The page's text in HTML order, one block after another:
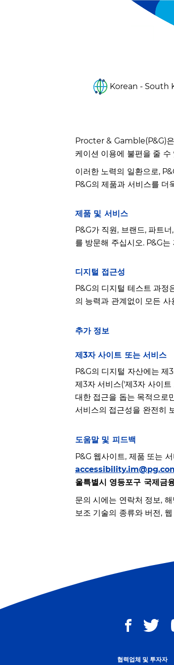
Korean - South
Procter & Gamble(P&G)은
케이션 이용에 불편을 줄
이러한 노력의 일환으로,
P&G의 제품과 서비스를 더
제품 및 서비스
P&G가 직원, 브랜드, 파트
를 방문해 주십시오. P&G
디지털 접근성
P&G의 디지털 테스트 과정
의 능력과 관계없이 모든
추가 정보
제3자 사이트 또는 서비스
P&G의 디지털 자산에는 제
제3자 서비스('제3자 사이
대한 접근을 돕는 목적으로
서비스의 접근성을 완전히
도움말 및 피드백
P&G 웹사이트, 제품 또는
울특별시 영등포구 국제금
문의 시에는 연락처 정보,
보조 기술의 종류와 버전,
협력업체 및 투자자